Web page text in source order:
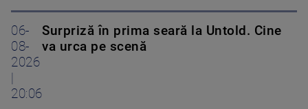
06-
08-
2026
20:06
Surpriză în prima seară la Untold. Cine
va urca pe scenă